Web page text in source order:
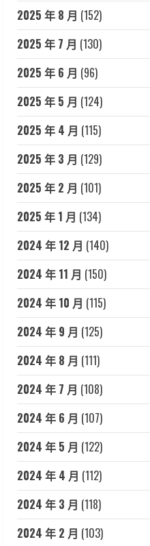
2025 年 8 月 (152)
2025 年 7 月 (130)
2025 年 6 月 (96)
2025 年 5 月 (124)
2025 年 4 月 (115)
2025 年 3 月 (129)
2025 年 2 月 (101)
2025 年 1 月 (134)
2024 年 12 月 (140)
2024 年 11 月 (150)
2024 年 10 月 (115)
2024 年 9 月 (125)
2024 年 8 月 (111)
2024 年 7 月 (108)
2024 年 6 月 (107)
2024 年 5 月 (122)
2024 年 4 月 (112)
2024 年 3 月 (118)
2024 年 2 月 (103)